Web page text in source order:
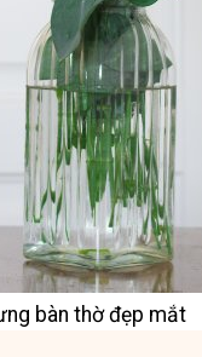
bàn thờ đẹp mắt